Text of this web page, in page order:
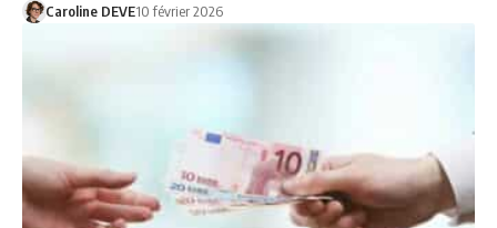
Caroline DEVE10 février 2026